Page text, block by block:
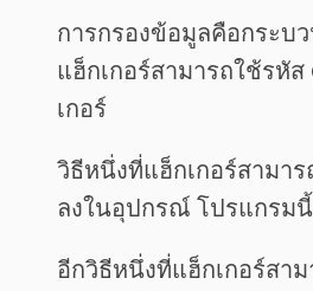
การกรองข้อมูลคือกระบ
แฮ็กเกอร์สามารถใช้รหั
เกอร์
วิธีหนึ่งที่แฮ็กเกอร์สามา
ลงในอุปกรณ์ โปรแกรม
อีกวิธีหนึ่งที่แฮ็กเกอร์สา